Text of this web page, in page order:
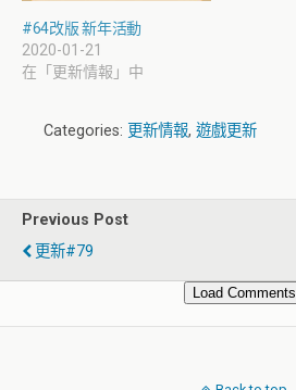
#64改版 新年活動
2020-01-21
在「更新情報」中
Categories: 更新情報, 遊戲更新
Previous Post
更新#79
Load Comments